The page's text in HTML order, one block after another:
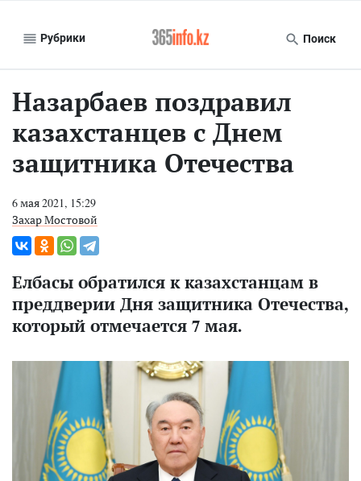
Рубрики Поиск
Назарбаев поздравил
казахстанцев с Днем
защитника Отечества
6 мая 2021, 15:29
Захар Мостовой
Елбасы обратился к казахстанцам в
преддверии Дня защитника Отечества,
который отмечается 7 мая.